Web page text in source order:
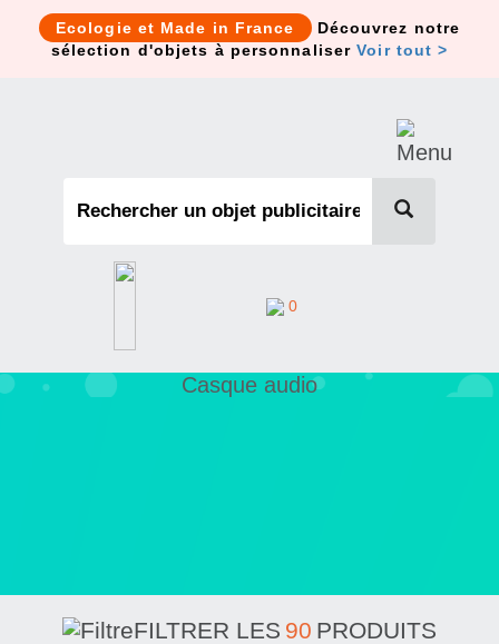
Ecologie et Made in France
Découvrez notre
sélection d'objets à personnaliserVoir tout >
0
Casque audio
FILTRER LES 90 PRODUITS
Cookies management panel